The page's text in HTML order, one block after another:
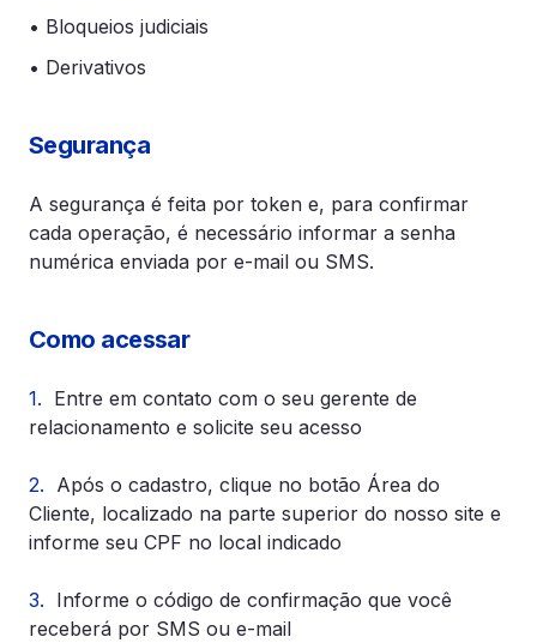
• Bloqueios judiciais
• Derivativos
Segurança
A segurança é feita por token e, para confirmar
cada operação, é necessário informar a senha
numérica enviada por e-mail ou SMS.
Como acessar
1. Entre em contato com o seu gerente de
relacionamento e solicite seu acesso
2. Após o cadastro, clique no botão Área do
Cliente, localizado na parte superior do nosso site e
informe seu CPF no local indicado
3. Informe o código de confirmação que você
receberá por SMS ou e-mail